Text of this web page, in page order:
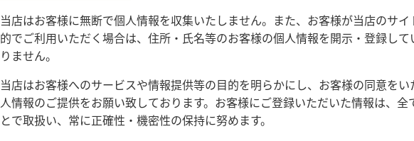
当店はお客様に無断で個人情報を収集いたしません。また、お客様が当店のサイ
的でご利用いただく場合は、住所・氏名等のお客様の個人情報を開示・登録して
りません。
当店はお客様へのサービスや情報提供等の目的を明らかにし、お客様の同意をい
人情報のご提供をお願い致しております。お客様にご登録いただいた情報は、全
とで取扱い、常に正確性・機密性の保持に努めます。